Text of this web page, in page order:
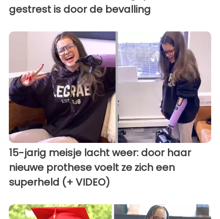
gestrest is door de bevalling
15-jarig meisje lacht weer: door haar
nieuwe prothese voelt ze zich een
superheld (+ VIDEO)